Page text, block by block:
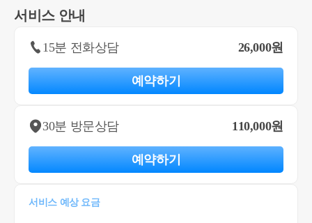
서비스 안내
15분 전화상담 26,000원
예약하기
30분 방문상담 110,000원
예약하기
서비스 예상 요금